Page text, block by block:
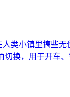
类小镇里搞些
换，用于开车、